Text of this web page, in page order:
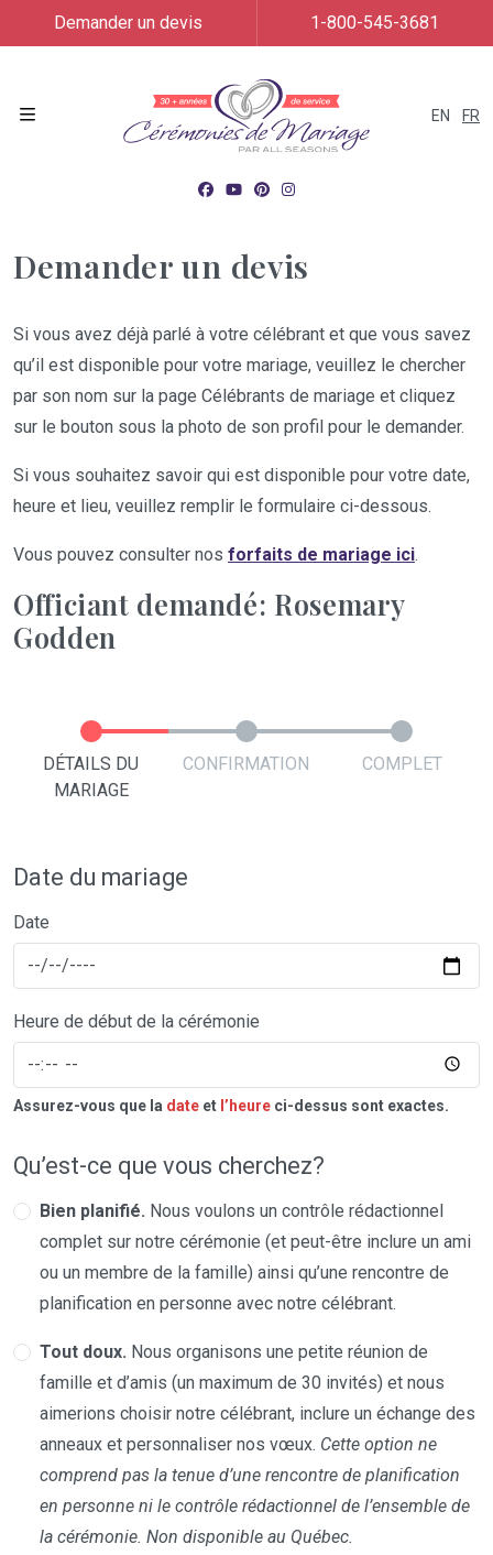
EN FR
Demander un devis 1-800-545-3681
Demander un devis
Si vous avez déjà parlé à votre célébrant et que vous savez
qu’il est disponible pour votre mariage, veuillez le chercher
par son nom sur la page Célébrants de mariage et cliquez
sur le bouton sous la photo de son profil pour le demander.
Si vous souhaitez savoir qui est disponible pour votre date,
heure et lieu, veuillez remplir le formulaire ci-dessous.
Vous pouvez consulter nos forfaits de mariage ici.
Officiant demandé: Rosemary
Godden
DÉTAILS DU
MARIAGE
CONFIRMATION COMPLET
Date du mariage
Date
Heure de début de la cérémonie
Assurez-vous que la date et l’heure ci-dessus sont exactes.
Qu’est-ce que vous cherchez?
Bien planifié. Nous voulons un contrôle rédactionnel
complet sur notre cérémonie (et peut-être inclure un ami
ou un membre de la famille) ainsi qu’une rencontre de
planification en personne avec notre célébrant.
Tout doux. Nous organisons une petite réunion de
famille et d’amis (un maximum de 30 invités) et nous
aimerions choisir notre célébrant, inclure un échange des
anneaux et personnaliser nos vœux. Cette option ne
comprend pas la tenue d’une rencontre de planification
en personne ni le contrôle rédactionnel de l’ensemble de
la cérémonie. Non disponible au Québec.